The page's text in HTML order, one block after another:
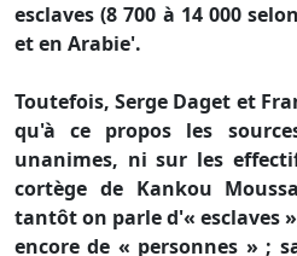
esclaves (8 700 à 14 000
et en Arabie'.
Toutefois, Serge Daget et
qu'à ce propos les
unanimes, ni sur les
cortège de Kankou
tantôt on parle d'« esclaves
encore de « personnes » ;